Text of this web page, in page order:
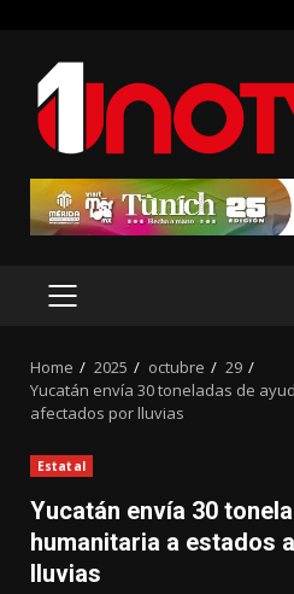
content
PRIMARY
Home 2025 octubre
29
Yucatán envía 30 toneladas de
afectados por lluvias
Estatal
Yucatán envía 30
humanitaria a estados
lluvias